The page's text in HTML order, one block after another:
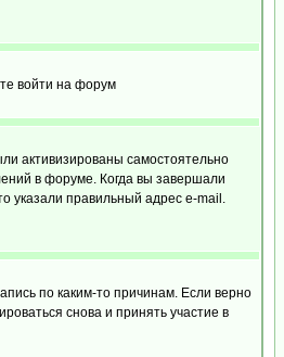
войти на форум
активизированы самостоятельно
в форуме. Когда вы завершали
указали правильный адрес e-mail.
по каким-то причинам. Если верно
снова и принять участие в